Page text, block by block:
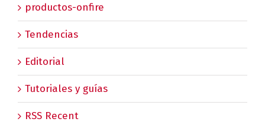
productos-onfire
Tendencias
Editorial
Tutoriales y guías
RSS Recent